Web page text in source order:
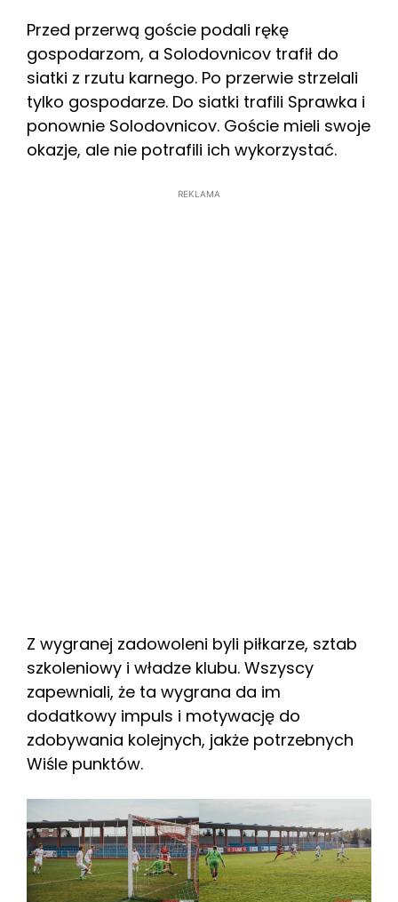
Przed przerwą goście podali rękę
gospodarzom, a Solodovnicov trafił do
siatki z rzutu karnego. Po przerwie strzelali
tylko gospodarze. Do siatki trafili Sprawka i
ponownie Solodovnicov. Goście mieli swoje
okazje, ale nie potrafili ich wykorzystać.
REKLAMA
Z wygranej zadowoleni byli piłkarze, sztab
szkoleniowy i władze klubu. Wszyscy
zapewniali, że ta wygrana da im
dodatkowy impuls i motywację do
zdobywania kolejnych, jakże potrzebnych
Wiśle punktów.